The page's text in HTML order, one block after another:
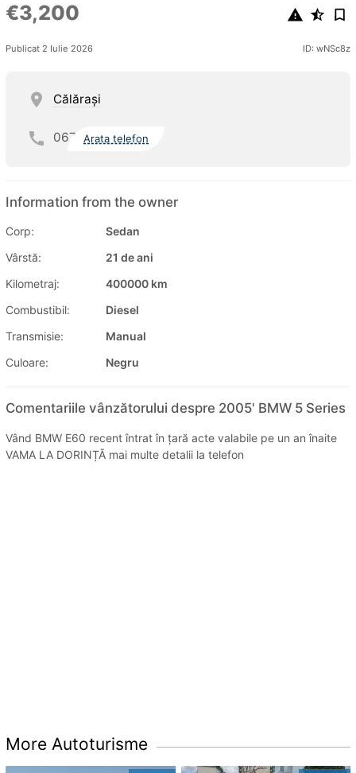
€3,200
Publicat 2 Iulie 2026 ID: wNSc8z
Călăraşi
067 Arata telefon
Information from the owner
Corp:
Sedan
Vârstă:
21 de ani
Kilometraj:
400000 km
Combustibil:
Diesel
Transmisie:
Manual
Culoare:
Negru
Comentariile vânzătorului despre 2005' BMW 5 Series
Vând BMW E60 recent întrat în țară acte valabile pe un an înaite
VAMA LA DORINȚĂ mai multe detalii la telefon
More Autoturisme